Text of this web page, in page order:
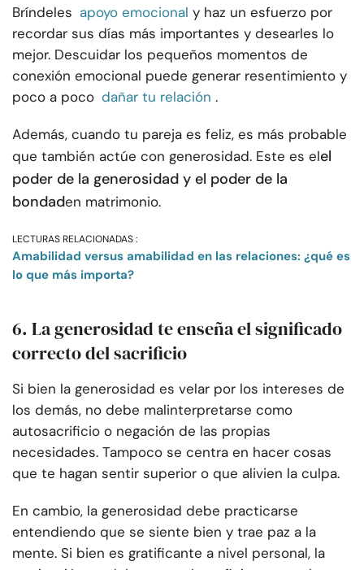
Bríndeles apoyo emocional y haz un esfuerzo por
recordar sus días más importantes y desearles lo
mejor. Descuidar los pequeños momentos de
conexión emocional puede generar resentimiento y
poco a poco dañar tu relación .
Además, cuando tu pareja es feliz, es más probable
que también actúe con generosidad. Este es elel
poder de la generosidad y el poder de la
bondaden matrimonio.
LECTURAS RELACIONADAS :
Amabilidad versus amabilidad en las relaciones: ¿qué es
lo que más importa?
6. La generosidad te enseña el significado
correcto del sacrificio
Si bien la generosidad es velar por los intereses de
los demás, no debe malinterpretarse como
autosacrificio o negación de las propias
necesidades. Tampoco se centra en hacer cosas
que te hagan sentir superior o que alivien la culpa.
En cambio, la generosidad debe practicarse
entendiendo que se siente bien y trae paz a la
mente. Si bien es gratificante a nivel personal, la